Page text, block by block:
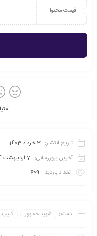
قیمت محتوا
تاریخ انتشار: 3 خرداد 1403
آخرین بروزرسانی: 7 اردیبهشت 1404
تعداد بازدید: 629
دسته: شهید جمهور